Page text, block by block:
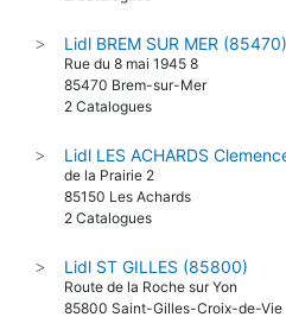
> Lidl BREM SUR MER (85470)
Rue du 8 mai 1945 8
85470 Brem-sur-Mer
2 Catalogues
> Lidl LES ACHARDS
de la Prairie 2
85150 Les Achards
2 Catalogues
> Lidl ST GILLES (85800)
Route de la Roche sur Yon
85800 Saint-Gilles-Croix-de-Vie